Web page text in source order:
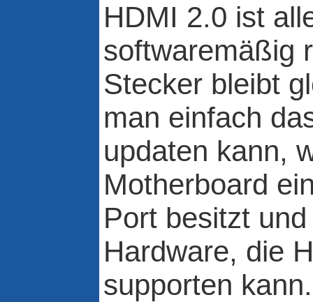
HDMI 2.0 ist
softwaremäßig
Stecker bleibt
man einfach
updaten kann,
Motherboard
Port besitzt
Hardware, die
supporten kann.